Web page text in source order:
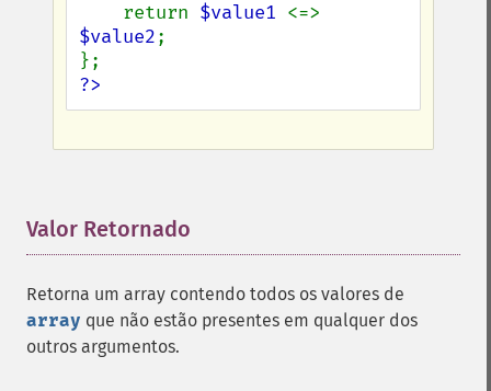
    return
$value1
$value2;
?>
Valor Retornado
Retorna um array contendo todos os valores de
array que não estão presentes em qualquer dos
outros argumentos.